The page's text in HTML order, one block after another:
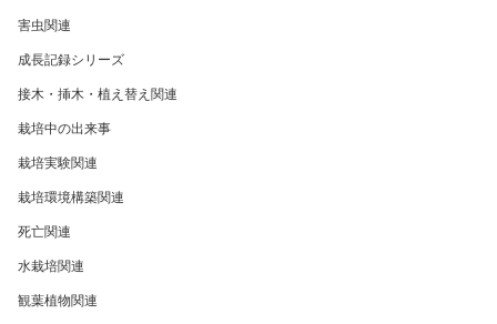
害虫関連
成長記録シリーズ
接木・挿木・植え替え関連
栽培中の出来事
栽培実験関連
栽培環境構築関連
死亡関連
水栽培関連
観葉植物関連